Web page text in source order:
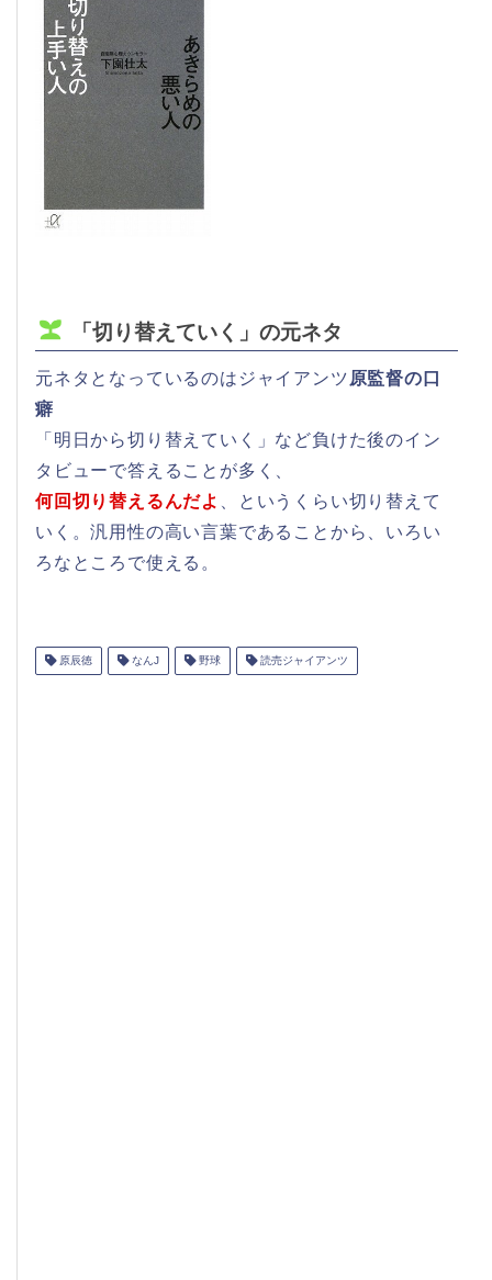
「切り替えていく」の元ネタ
元ネタとなっているのはジャイアンツ 原監督の口
癖
「明日から切り替えていく」など負けた後のイン
タビューで答えることが多く、
何回切り替えるんだよ
、というくらい切り替えて
いく。汎用性の高い言葉であることから、いろい
ろなところで使える。
原辰徳 なんJ 野球 読売ジャイアンツ